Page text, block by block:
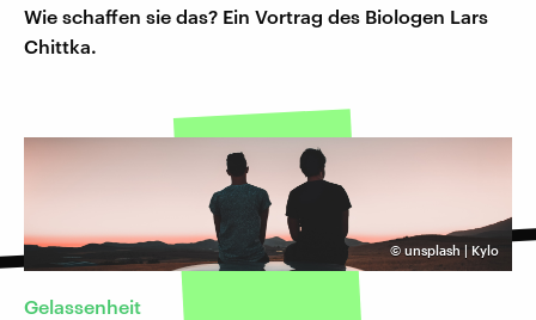
Wie schaffen sie das? Ein Vortrag des Biologen Lars
Chittka.
©unsplash | Kylo
Gelassenheit